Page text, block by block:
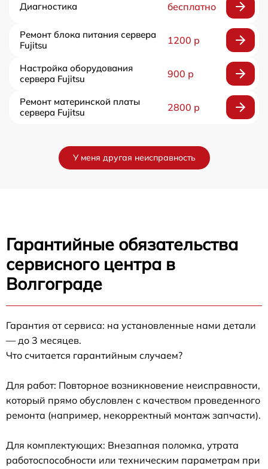
Диагностика бесплатно
Ремонт блока питания сервера
Fujitsu
1200 р
Настройка оборудования
сервера Fujitsu
900 р
Ремонт материнской платы
сервера Fujitsu
2800 р
У меня другая неисправность
Гарантийные обязательства
сервисного центра в
Волгограде
Гарантия от сервиса: на установленные нами детали
— до 3 месяцев.
Что считается гарантийным случаем?
Для работ: Повторное возникновение неисправности,
который прямо обусловлен с качеством проведенного
ремонта (например, некорректный монтаж запчасти).
Для комплектующих: Внезапная поломка, утрата
работоспособности или техническим параметрам при